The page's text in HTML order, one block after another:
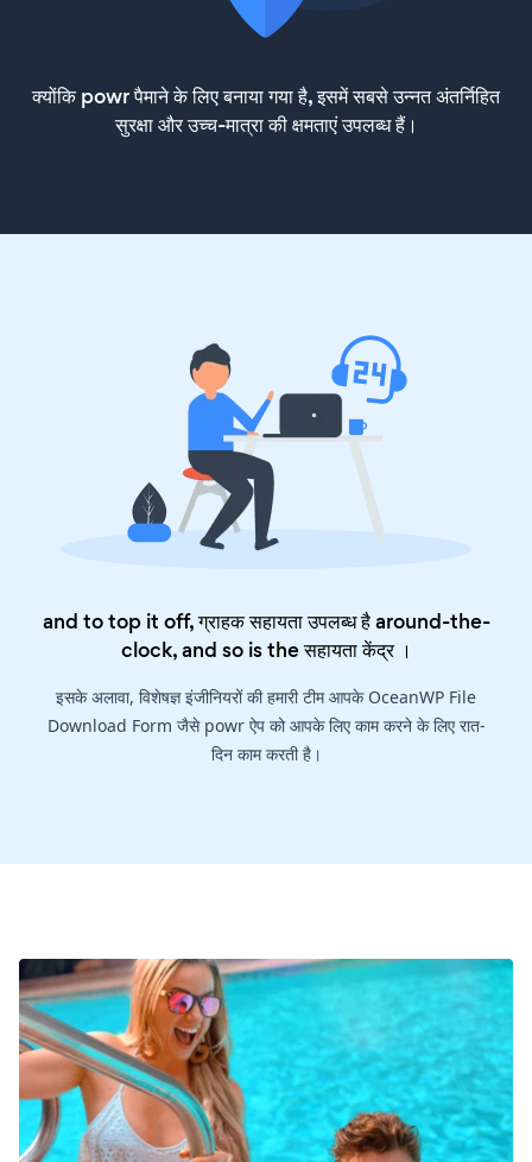
क्योंकि powr पैमाने के लिए बनाया गया है, इसमें सबसे उन्नत अंतर्निहित
सुरक्षा और उच्च-मात्रा की क्षमताएं उपलब्ध हैं।
and to top it off, ग्राहक सहायता उपलब्ध है around-the-
clock, and so is theसहायता केंद्र।
इसके अलावा, विशेषज्ञ इंजीनियरों की हमारी टीम आपके OceanWP File
Download Form जैसे powr ऐप को आपके लिए काम करने के लिए रात-
दिन काम करती है।